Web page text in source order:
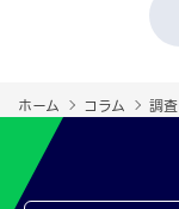
ホーム コラム 調査